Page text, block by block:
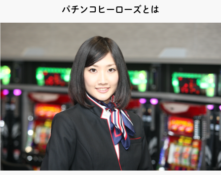
パチンコヒーローズとは